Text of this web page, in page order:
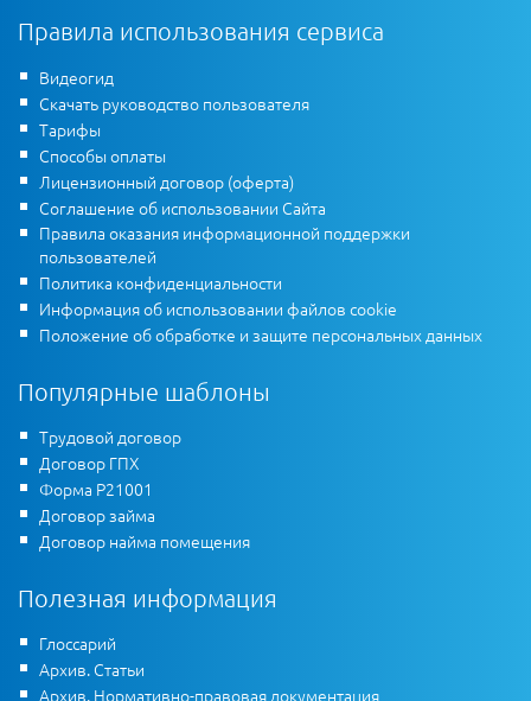
Правила использования сервиса
Видеогид
Скачать руководство пользователя
Тарифы
Способы оплаты
Лицензионный договор (оферта)
Соглашение об использовании Сайта
Правила оказания информационной поддержки
пользователей
Политика конфиденциальности
Информация об использовании файлов cookie
Положение об обработке и защите персональных данных
Популярные шаблоны
Трудовой договор
Договор ГПХ
Форма Р21001
Договор займа
Договор найма помещения
Полезная информация
Глоссарий
Архив. Статьи
Архив. Нормативно-правовая документация